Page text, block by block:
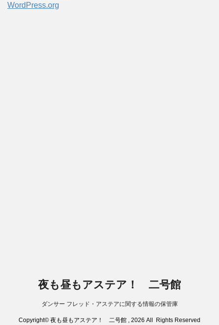
WordPress.org
夜も昼もアステア！ 二号館
ダンサー フレッド・アステアに関する情報の保管庫
Copyright© 夜も昼もアステア！ 二号館 , 2026 All Rights Reserved